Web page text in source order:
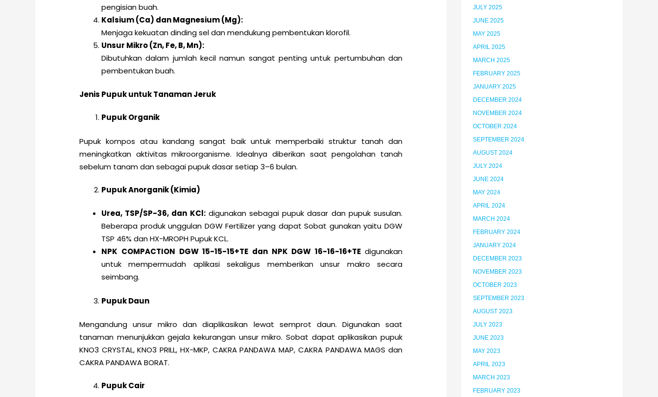
pengisian buah.
Kalsium (Ca) dan Magnesium (Mg):
Menjaga kekuatan dinding sel dan mendukung pembentukan klorofil.
Unsur Mikro (Zn, Fe, B, Mn):
Dibutuhkan dalam jumlah kecil namun sangat penting untuk pertumbuhan dan
pembentukan buah.
Jenis Pupuk untuk Tanaman Jeruk
Pupuk Organik
Pupuk kompos atau kandang sangat baik untuk memperbaiki struktur tanah dan
meningkatkan aktivitas mikroorganisme. Idealnya diberikan saat pengolahan tanah
sebelum tanam dan sebagai pupuk dasar setiap 3–6 bulan.
Pupuk Anorganik (Kimia)
Urea, TSP/SP-36, dan KCl:digunakan sebagai pupuk dasar dan pupuk susulan.
Beberapa produk unggulan DGW Fertilizer yang dapat Sobat gunakan yaitu DGW
TSP 46% dan HX-MROPH Pupuk KCL.
NPK COMPACTION DGW 15-15-15+TE dan NPK DGW 16-16-16+TE digunakan
untuk mempermudah aplikasi sekaligus memberikan unsur makro secara
seimbang.
Pupuk Daun
Mengandung unsur mikro dan diaplikasikan lewat semprot daun. Digunakan saat
tanaman menunjukkan gejala kekurangan unsur mikro. Sobat dapat aplikasikan pupuk
KNO3 CRYSTAL, KNO3 PRILL, HX-MKP, CAKRA PANDAWA MAP, CAKRA PANDAWA MAGS dan
CAKRA PANDAWA BORAT.
Pupuk Cair
JULY 2025
JUNE 2025
MAY 2025
APRIL 2025
MARCH 2025
FEBRUARY 2025
JANUARY 2025
DECEMBER 2024
NOVEMBER 2024
OCTOBER 2024
SEPTEMBER 2024
AUGUST 2024
JULY 2024
JUNE 2024
MAY 2024
APRIL 2024
MARCH 2024
FEBRUARY 2024
JANUARY 2024
DECEMBER 2023
NOVEMBER 2023
OCTOBER 2023
SEPTEMBER 2023
AUGUST 2023
JULY 2023
JUNE 2023
MAY 2023
APRIL 2023
MARCH 2023
FEBRUARY 2023